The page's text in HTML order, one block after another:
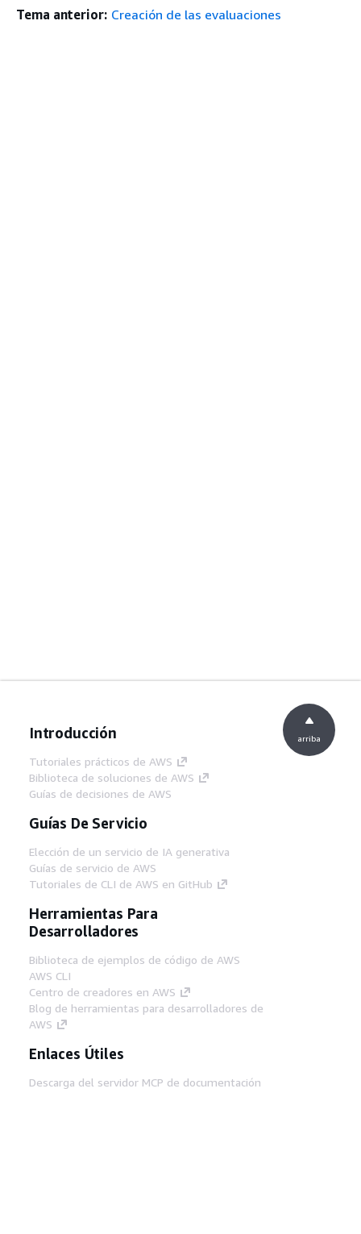
Tema anterior: Creación de las evaluaciones
Introducción
Tutoriales prácticos de AWS
Biblioteca de soluciones de AWS
Guías de decisiones de AWS
Guías De Servicio
Elección de un servicio de IA generativa
Guías de servicio de AWS
Tutoriales de CLI de AWS en GitHub
Herramientas Para
Desarrolladores
Biblioteca de ejemplos de código de AWS
AWS CLI
Centro de creadores en AWS
Blog de herramientas para desarrolladores de
AWS
Enlaces Útiles
Descarga del servidor MCP de documentación
arriba